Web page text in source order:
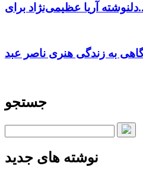
برای...
جستجو
نوشته های جدید